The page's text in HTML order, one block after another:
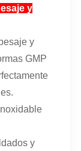
y
y
GMP
y